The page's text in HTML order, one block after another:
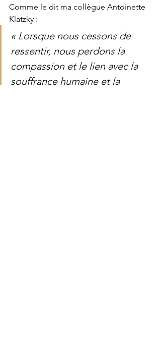
Comme le dit ma collègue Antoinette
Klatzky :
« Lorsque nous cessons de
ressentir, nous perdons la
compassion et le lien avec la
souffrance humaine et la